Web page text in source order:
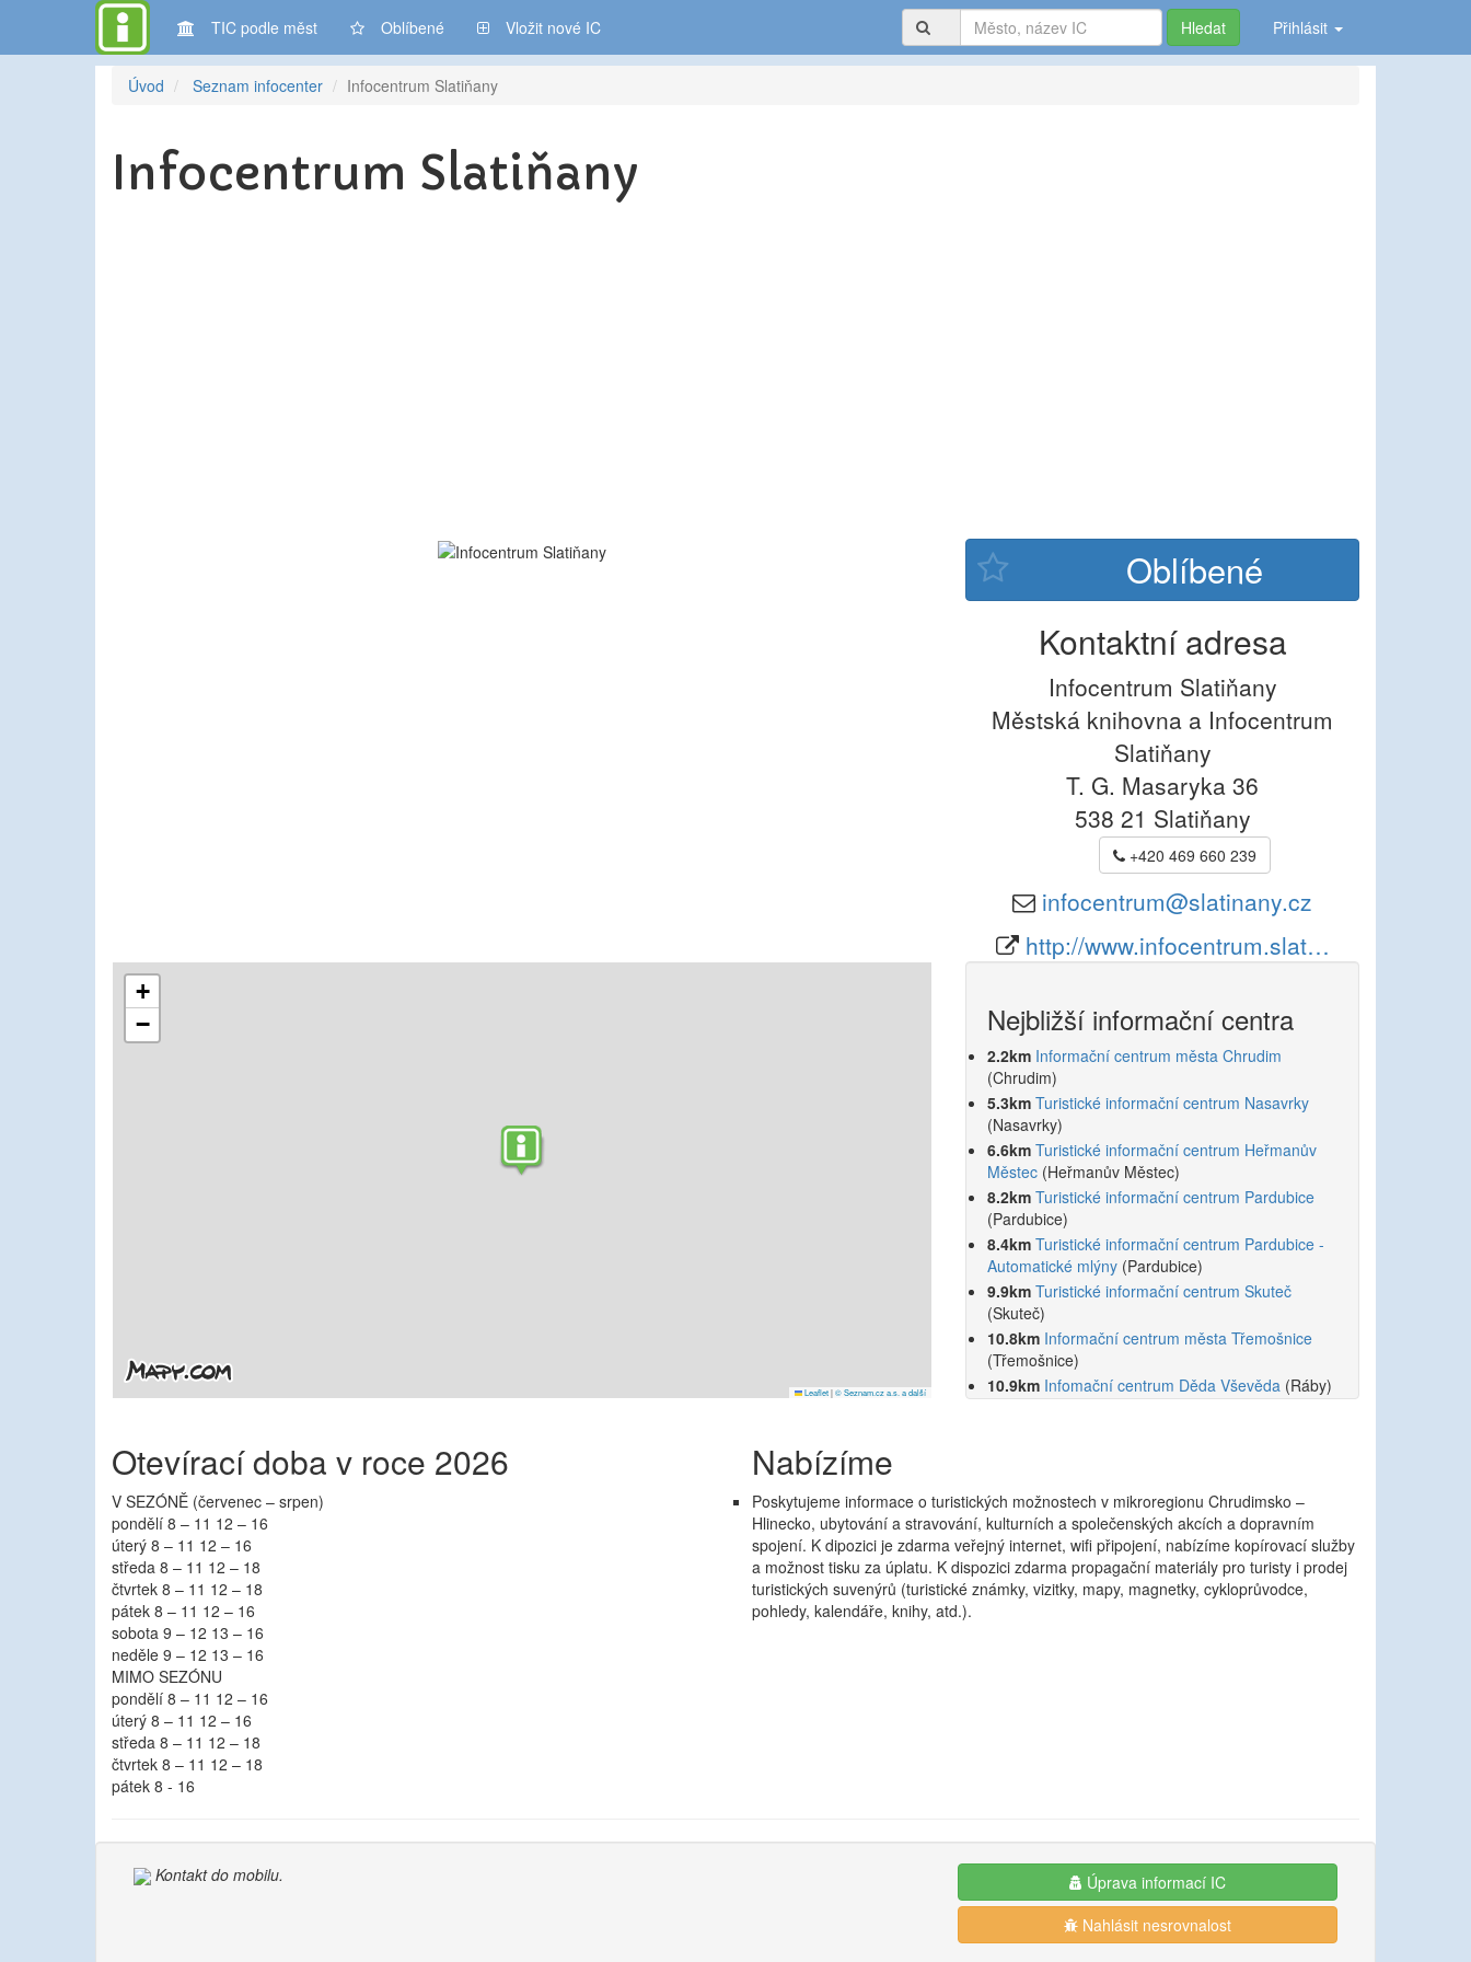
TIC podle měst Oblíbené Vložit nové IC Hledat Přihlásit
Úvod Seznam infocenter Infocentrum Slatiňany
Infocentrum Slatiňany
Kontaktní adresa
Infocentrum Slatiňany
Městská knihovna a Infocentrum
Slatiňany
T. G. Masaryka 36
538 21 Slatiňany
+420 469 660 239
infocentrum@slatinany.cz
http://www.infocentrum.slat…
+
−
Leaflet|© Seznam.cz a.s. a další
Nejbližší informační centra
2.2km Informační centrum města Chrudim
(Chrudim)
5.3km Turistické informační centrum Nasavrky
(Nasavrky)
6.6km Turistické informační centrum Heřmanův
Městec (Heřmanův Městec)
8.2km Turistické informační centrum Pardubice
(Pardubice)
8.4km Turistické informační centrum Pardubice -
Automatické mlýny (Pardubice)
9.9km Turistické informační centrum Skuteč
(Skuteč)
10.8km Informační centrum města Třemošnice
(Třemošnice)
10.9km Infomační centrum Děda Vševěda (Ráby)
Otevírací doba v roce 2026
V SEZÓNĚ (červenec – srpen)
pondělí 8 – 11 12 – 16
úterý 8 – 11 12 – 16
středa 8 – 11 12 – 18
čtvrtek 8 – 11 12 – 18
pátek 8 – 11 12 – 16
sobota 9 – 12 13 – 16
neděle 9 – 12 13 – 16
MIMO SEZÓNU
pondělí 8 – 11 12 – 16
úterý 8 – 11 12 – 16
středa 8 – 11 12 – 18
čtvrtek 8 – 11 12 – 18
pátek 8 - 16
Nabízíme
Poskytujeme informace o turistických možnostech v mikroregionu Chrudimsko –
Hlinecko, ubytování a stravování, kulturních a společenských akcích a dopravním
spojení. K dipozici je zdarma veřejný internet, wifi připojení, nabízíme kopírovací služby
a možnost tisku za úplatu. K dispozici zdarma propagační materiály pro turisty i prodej
turistických suvenýrů (turistické známky, vizitky, mapy, magnetky, cykloprůvodce,
pohledy, kalendáře, knihy, atd.).
Kontakt do mobilu.
Úprava informací IC
Nahlásit nesrovnalost